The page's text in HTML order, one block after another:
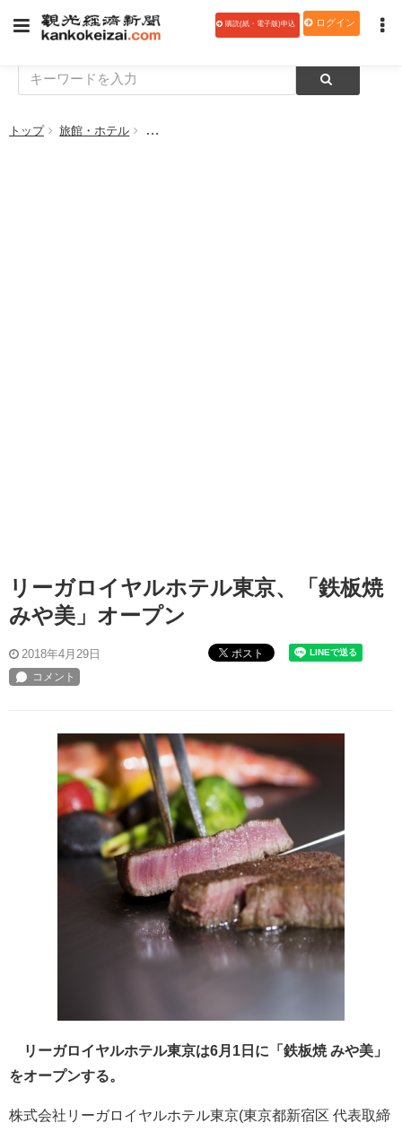
購読(紙・電子版)申込 ログイン
トップ 旅館・ホテル リーガロイヤルホテル東京、「鉄板焼 みや美」
リーガロイヤルホテル東京、「鉄板焼
みや美」オープン
2018年4月29日 ポスト
リーガロイヤルホテル東京は6月1日に「鉄板焼 みや美」
をオープンする。
株式会社リーガロイヤルホテル東京(東京都新宿区 代表取締